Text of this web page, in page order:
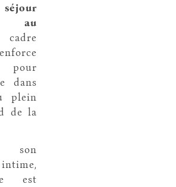
séjour
au
cadre
pour
dans
plein
de la
son
est